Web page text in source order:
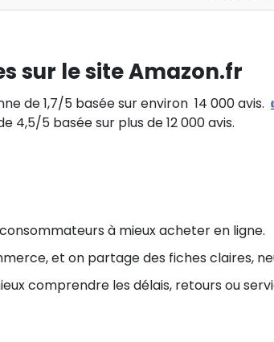
sur le site Amazon.fr
de 1,7/5 basée sur environ 14 000 avis.
4,5/5 basée sur plus de 12 000 avis.
à mieux acheter en ligne.
et on partage des fiches claires,
comprendre les délais, retours ou